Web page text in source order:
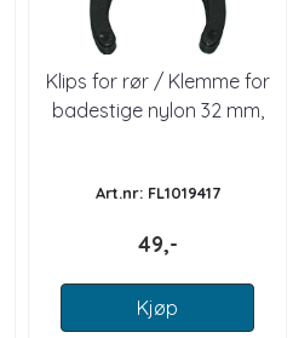
Klips for rør / Klemme for
badestige nylon 32 mm,
Art.nr: FL1019417
49,-
Kjøp